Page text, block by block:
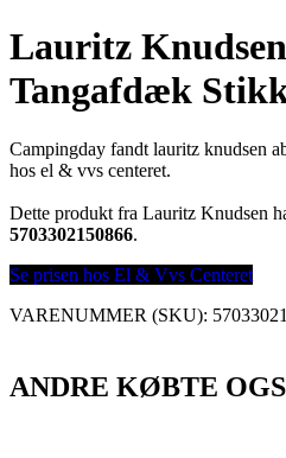
Lauritz
Tangafdæk
Campingday fandt lauritz knudsen
hos el & vvs centeret.
Dette produkt fra Lauritz Knudsen
5703302150866.
Se prisen hos El & Vvs Centeret
VARENUMMER (SKU):
ANDRE KØBTE